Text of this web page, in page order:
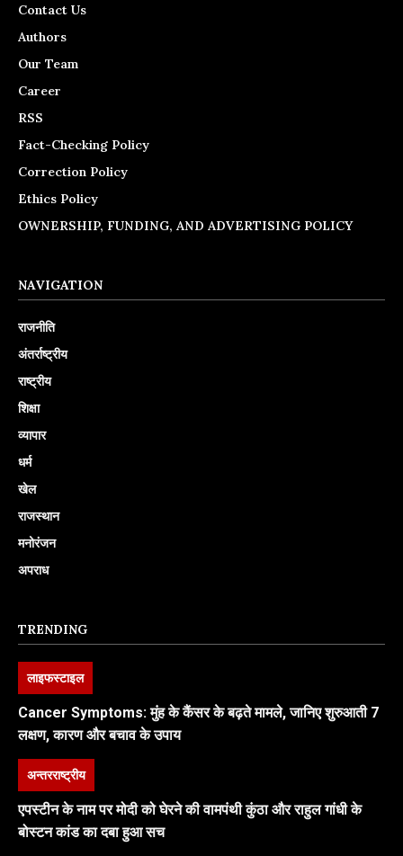
Contact Us
Authors
Our Team
Career
RSS
Fact-Checking Policy
Correction Policy
Ethics Policy
OWNERSHIP, FUNDING, AND ADVERTISING POLICY
NAVIGATION
राजनीति
अंतर्राष्ट्रीय
राष्ट्रीय
शिक्षा
व्यापार
धर्म
खेल
राजस्थान
मनोरंजन
अपराध
TRENDING
लाइफस्टाइल
Cancer Symptoms: मुंह के कैंसर के बढ़ते मामले, जानिए शुरुआती 7
लक्षण, कारण और बचाव के उपाय
अन्तरराष्ट्रीय
एपस्टीन के नाम पर मोदी को घेरने की वामपंथी कुंठा और राहुल गांधी के
बोस्टन कांड का दबा हुआ सच